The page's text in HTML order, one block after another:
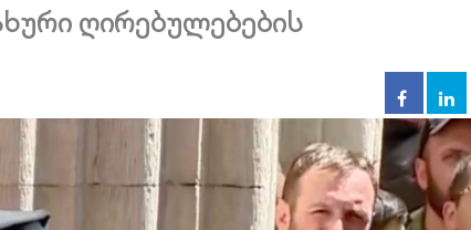
ღირებულებების